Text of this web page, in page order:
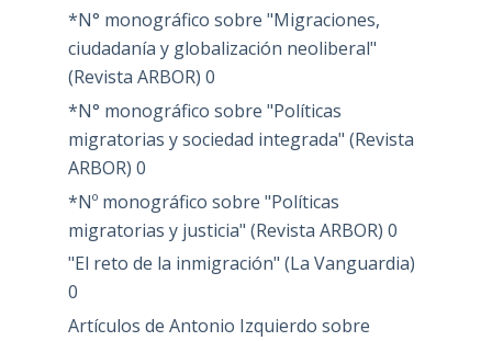
*N° monográfico sobre "Migraciones,
ciudadanía y globalización neoliberal"
(Revista ARBOR) 0
*N° monográfico sobre "Políticas
migratorias y sociedad integrada" (Revista
ARBOR) 0
*Nº monográfico sobre "Políticas
migratorias y justicia" (Revista ARBOR) 0
"El reto de la inmigración" (La Vanguardia)
0
Artículos de Antonio Izquierdo sobre